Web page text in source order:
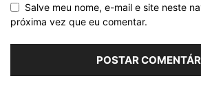
Salve meu nome, e-mail e site neste
próxima vez que eu comentar.